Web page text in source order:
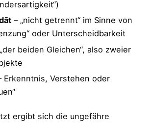
– „nicht getrennt“ im Sinne von
oder Unterscheidbarkeit
beiden Gleichen“, also zweier
Erkenntnis, Verstehen oder
ergibt sich die ungefähre